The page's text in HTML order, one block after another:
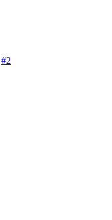
#2